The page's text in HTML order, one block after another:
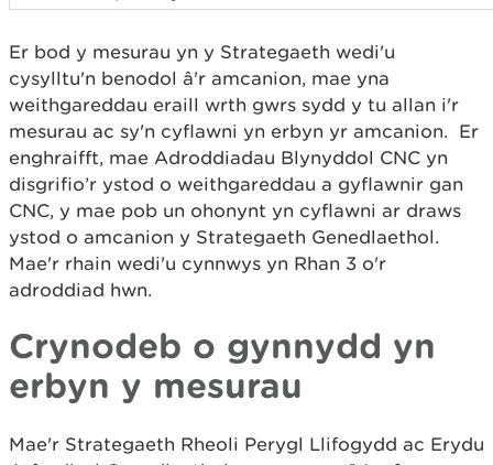
Er bod y mesurau yn y Strategaeth wedi'u
cysylltu'n benodol â'r amcanion, mae yna
weithgareddau eraill wrth gwrs sydd y tu allan i'r
mesurau ac sy'n cyflawni yn erbyn yr amcanion. Er
enghraifft, mae Adroddiadau Blynyddol CNC yn
disgrifio’r ystod o weithgareddau a gyflawnir gan
CNC, y mae pob un ohonynt yn cyflawni ar draws
ystod o amcanion y Strategaeth Genedlaethol.
Mae'r rhain wedi'u cynnwys yn Rhan 3 o'r
adroddiad hwn.
Crynodeb o gynnydd yn
erbyn y mesurau
Mae'r Strategaeth Rheoli Perygl Llifogydd ac Erydu